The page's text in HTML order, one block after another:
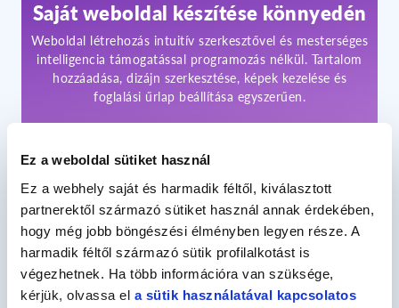
Ez a weboldal sütiket használ
Ez a webhely saját és harmadik féltől, kiválasztott
partnerektől származó sütiket használ annak érdekében,
hogy még jobb böngészési élményben legyen része. A
harmadik féltől származó sütik profilalkotást is
végezhetnek. Ha több információra van szüksége,
kérjük, olvassa el a sütik használatával kapcsolatos
Saját weboldal készítése könnyedén
Weboldal létrehozás intuitív szerkesztővel és mesterséges
intelligencia támogatással programozás nélkül. Tartalom
hozzáadása, dizájn szerkesztése, képek kezelése és
foglalási űrlap beállítása egyszerűen.
Részletek
650 Ft /havonta*